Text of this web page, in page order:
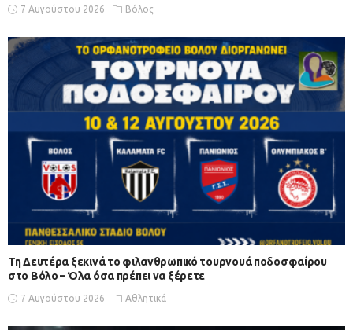
7 Αυγούστου 2026 Βόλος
Τη Δευτέρα ξεκινά το φιλανθρωπικό τουρνουά ποδοσφαίρου
στο Βόλο – Όλα όσα πρέπει να ξέρετε
7 Αυγούστου 2026 Αθλητικά